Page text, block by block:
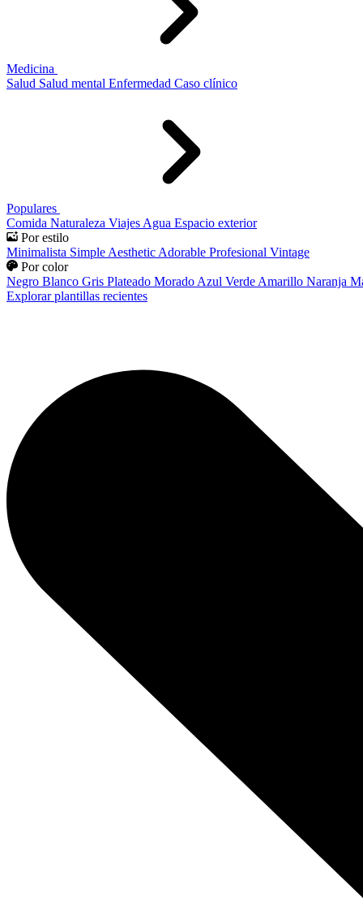
Medicina
Salud Salud mental Enfermedad Caso clínico
Populares
Comida Naturaleza Viajes Agua Espacio exterior
Por estilo
Minimalista Simple Aesthetic Adorable Profesional Vintage
Por color
Negro Blanco Gris Plateado Morado Azul Verde Amarillo Naranja
Explorar plantillas recientes